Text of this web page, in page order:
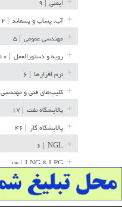
ایمنی
آب، پساب و پسماند
مهندسی عمومی
رویه و دستورالعمل
نرم افزارها
کلیپ‌های فنی و مهندسی
پالایشگاه نفت
پالایشگاه گاز
NGL
LNG & LPG | ۱۳
خط لوله | ۳۶
مخازن ذخیره | ۱۵